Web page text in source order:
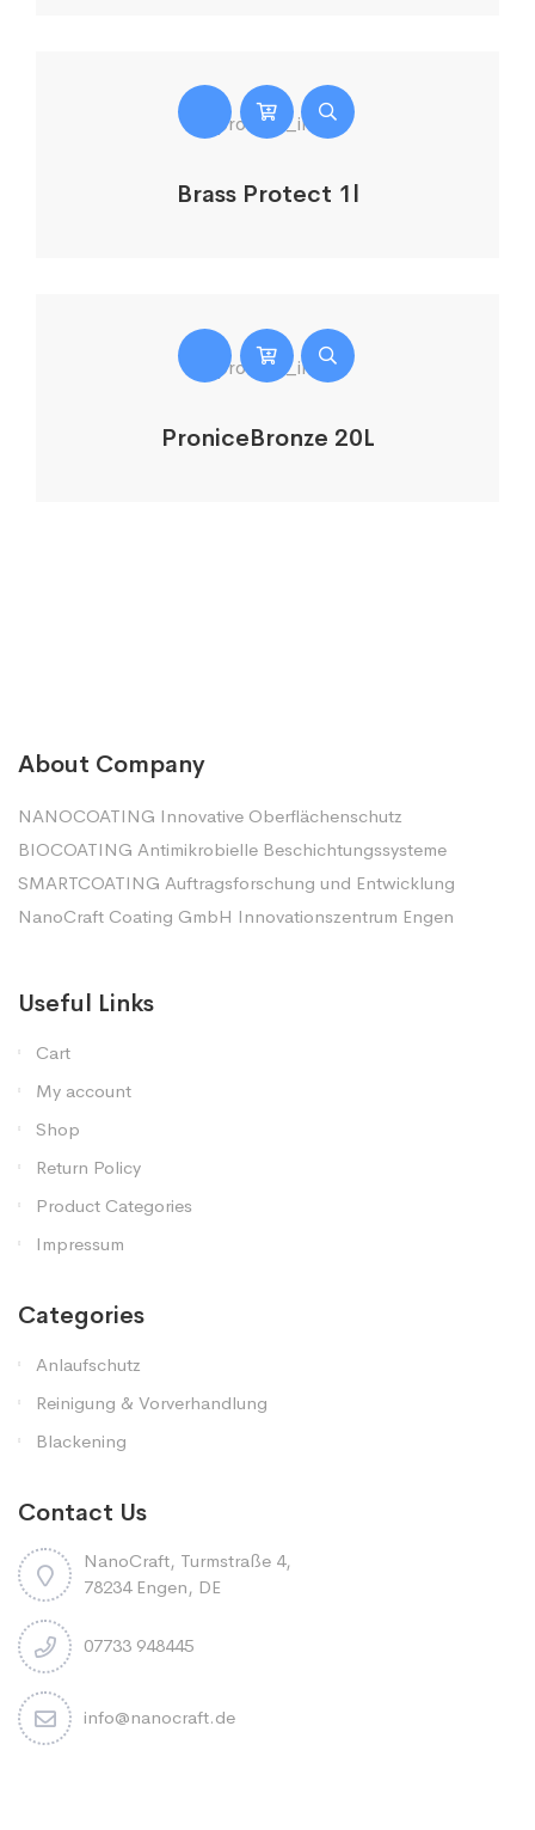
Brass Protect 1l
ProniceBronze 20L
About Company
NANOCOATING Innovative Oberflächenschutz
BIOCOATING Antimikrobielle Beschichtungssysteme
SMARTCOATING Auftragsforschung und Entwicklung
NanoCraft Coating GmbH Innovationszentrum Engen
Useful Links
Cart
My account
Shop
Return Policy
Product Categories
Impressum
Categories
Anlaufschutz
Reinigung & Vorverhandlung
Blackening
Contact Us
NanoCraft, Turmstraße 4,
78234 Engen, DE
07733 948445
info@nanocraft.de